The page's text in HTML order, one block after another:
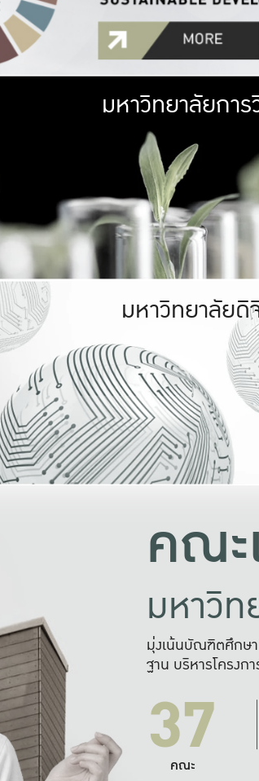
มหา
เกษตรศาสตร์
เป็นป่าใน
เกษตรในเมือง
ที่นับรวม
มหาวิทยาลัยกา
มหาวิทยาลัยรับผิ
ร่วมมือกับ
มหาวิทยาลัยดิ
คณะ
มหาวิ
มุ่งเน้นบัณฑิตศึกษ
ฐาน บริหารโครงก
37
คณะ